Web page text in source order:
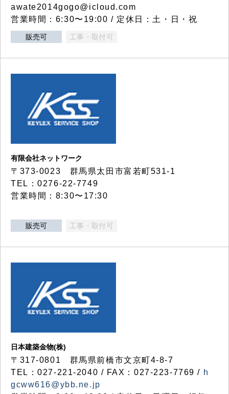
awate2014gogo@icloud.com
営業時間：6:30〜19:00 / 定休日：土・日・祝
販売可 工事・取付可
有限会社ネットワーク
〒373-0023 群馬県太田市富若町531-1
TEL：0276-22-7749
営業時間：8:30〜17:30
販売可 工事・取付可
日本建築金物(株)
〒317‐0801 群馬県前橋市文京町4-8-7
TEL：027-221-2040 / FAX：027-223-7769 / h
gcww616@ybb.ne.jp